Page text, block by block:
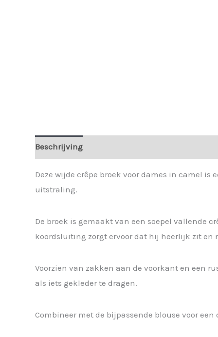
Beschrijving
Deze wijde crêpe broek voor dames in camel
uitstraling.
De broek is gemaakt van een soepel vallende
koordsluiting zorgt ervoor dat hij heerlijk zit en
Voorzien van zakken aan de voorkant en een
als iets gekleder te dragen.
Combineer met de bijpassende blouse voor